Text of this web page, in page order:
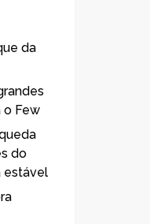
da
o Few
do
estável